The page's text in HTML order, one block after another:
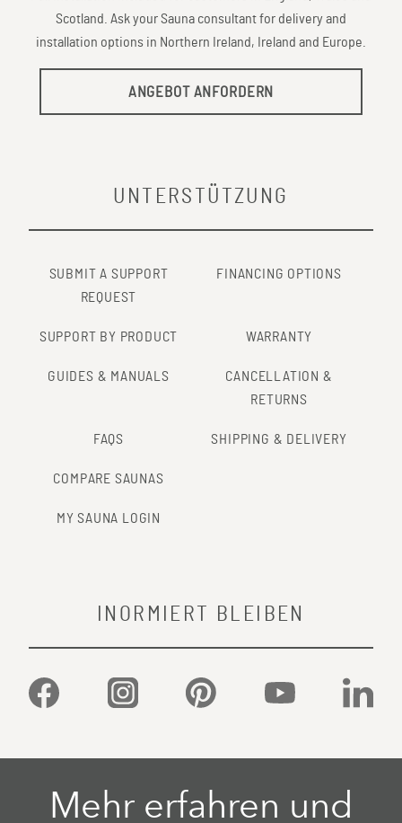
Scotland. Ask your Sauna consultant for delivery and
installation options in Northern Ireland, Ireland and Europe.
ANGEBOT ANFORDERN
UNTERSTÜTZUNG
SUBMIT A SUPPORT
REQUEST
FINANCING OPTIONS
SUPPORT BY PRODUCT WARRANTY
GUIDES & MANUALS
CANCELLATION &
RETURNS
FAQS SHIPPING & DELIVERY
COMPARE SAUNAS
MY SAUNA LOGIN
INORMIERT BLEIBEN
Facebook Instagram Pinterest YouTube
Mehr erfahren und